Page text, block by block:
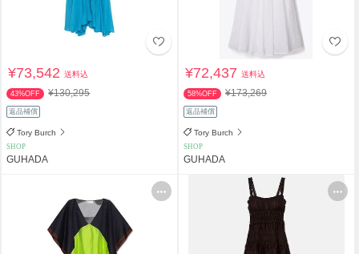
¥73,542送料込
43%OFF ¥130,295
返品補償
Tory Burch
SHOP
GUHADA
¥72,437送料込
58%OFF ¥173,269
返品補償
Tory Burch
SHOP
GUHADA